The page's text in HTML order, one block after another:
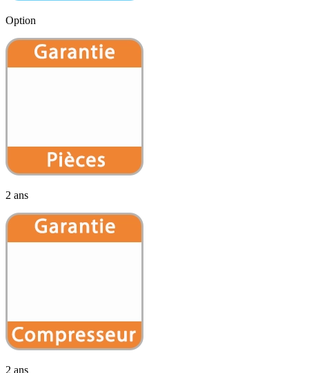
Option
2 ans
2 ans